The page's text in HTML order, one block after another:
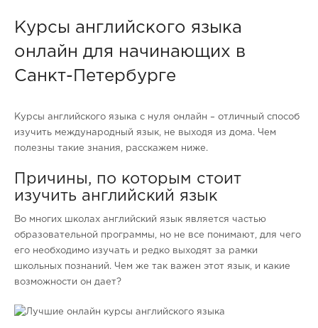
Курсы английского языка
онлайн для начинающих в
Санкт-Петербурге
Курсы английского языка с нуля онлайн – отличный способ
изучить международный язык, не выходя из дома. Чем
полезны такие знания, расскажем ниже.
Причины, по которым стоит
изучить английский язык
Во многих школах английский язык является частью
образовательной программы, но не все понимают, для чего
его необходимо изучать и редко выходят за рамки
школьных познаний. Чем же так важен этот язык, и какие
возможности он дает?